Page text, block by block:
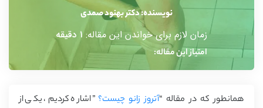
نویسنده: دکتر بهنود صمدی
زمان لازم برای خواندن این مقاله:۱ دقیقه
امتیاز این مقاله:
همانطور که در مقاله “آتروز زانو چیست؟ ” اشاره کردیم، یکی از